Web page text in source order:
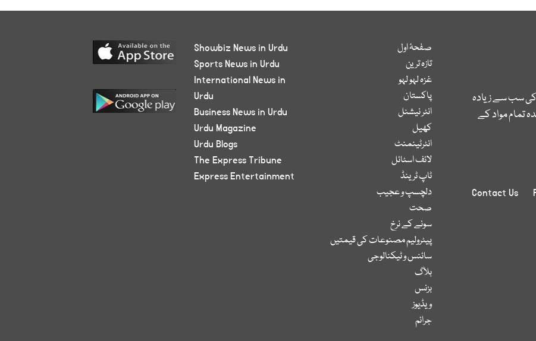
کی سب سے زیادہ
تمام مواد کے
Contact Us
صفحۂ اول
تازہ ترین
غزہ لہو لہو
پاکستان
انٹر نیشنل
کھیل
انٹرٹینمنٹ
لائف اسٹائل
ٹاپ ٹرینڈ
دلچسپ و عجیب
صحت
سونے کے نرخ
پیٹرولیم مصنوعات کی قیمتیں
سائنس و ٹیکنالوجی
بلاگ
بزنس
ویڈیوز
جرائم
Showbiz News in Urdu
Sports News in Urdu
International News in
Urdu
Business News in Urdu
Urdu Magazine
Urdu Blogs
The Express Tribune
Express Entertainment